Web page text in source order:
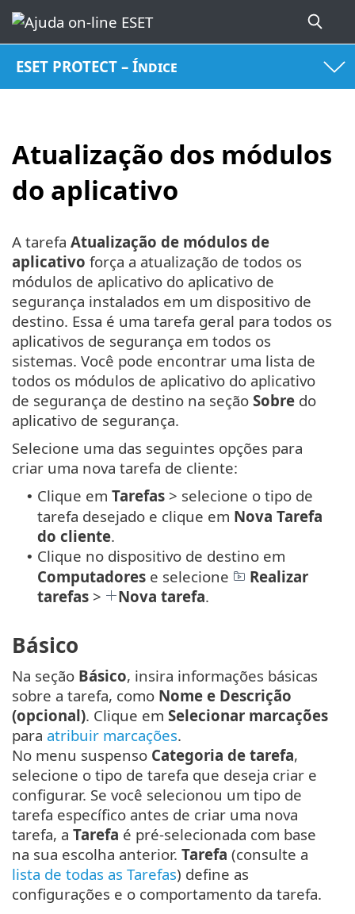
ESET PROTECT – Índice
Atualização dos módulos
do aplicativo
A tarefa Atualização de módulos de
aplicativo força a atualização de todos os
módulos de aplicativo do aplicativo de
segurança instalados em um dispositivo de
destino. Essa é uma tarefa geral para todos os
aplicativos de segurança em todos os
sistemas. Você pode encontrar uma lista de
todos os módulos de aplicativo do aplicativo
de segurança de destino na seção Sobre do
aplicativo de segurança.
Selecione uma das seguintes opções para
criar uma nova tarefa de cliente:
• Clique em Tarefas > selecione o tipo de
tarefa desejado e clique em Nova Tarefa
do cliente.
• Clique no dispositivo de destino em
Computadores e selecione
Realizar
tarefas > Nova tarefa.
Básico
Na seção Básico, insira informações básicas
sobre a tarefa, como Nome e Descrição
(opcional). Clique em Selecionar marcações
para atribuir marcações.
No menu suspenso Categoria de tarefa,
selecione o tipo de tarefa que deseja criar e
configurar. Se você selecionou um tipo de
tarefa específico antes de criar uma nova
tarefa, a Tarefa é pré-selecionada com base
na sua escolha anterior. Tarefa (consulte a
lista de todas as Tarefas) define as
configurações e o comportamento da tarefa.